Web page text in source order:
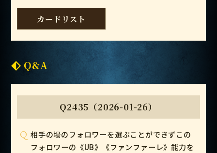
カードリスト
Q&A
Q2435（2026-01-26）
Q 相手の場のフォロワーを選ぶことができずこの
フォロワーの《UB》《ファンファーレ》能力を